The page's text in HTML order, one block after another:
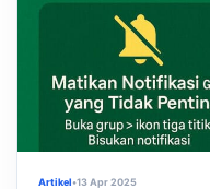
Artikel•13 Apr 2025